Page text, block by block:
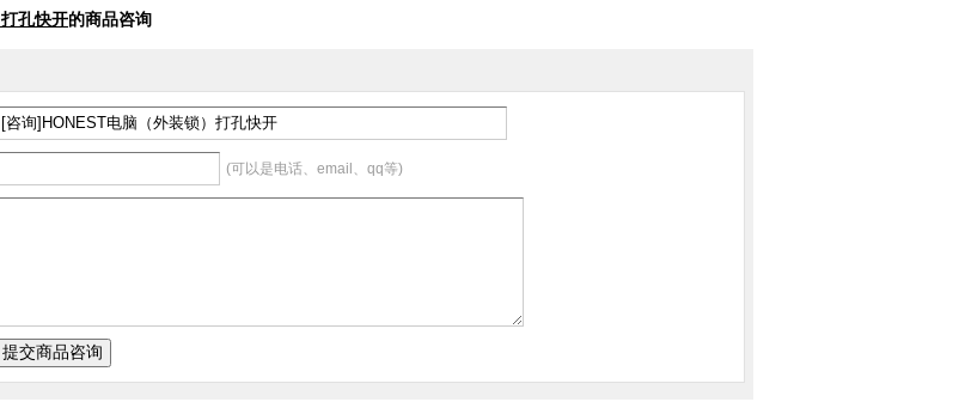
孔快开的商品咨询
(可以是电话、email、qq等)